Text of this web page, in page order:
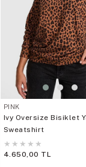
PINK
Ivy Oversize Bisiklet
Sweatshirt
★ ★ ★ ★ ★
4.650,00 TL